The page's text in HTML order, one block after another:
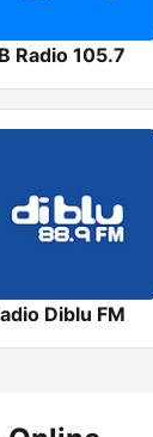
Radio 105.7
Diblu FM